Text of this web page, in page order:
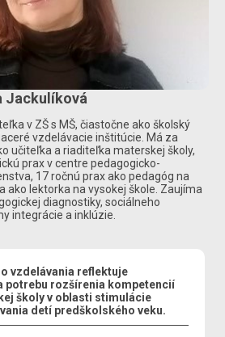
Jackulíková
v ZŠ s MŠ, čiastočne ako školský
vzdelávacie inštitúcie. Má za
učiteľka a riaditeľka materskej školy,
prax v centre pedagogicko-
17 ročnú prax ako pedagóg na
ako lektorka na vysokej škole. Zaujíma
diagnostiky, sociálneho
integrácie a inklúzie.
vzdelávania reflektuje
potrebu rozšírenia kompetencií
školy v oblasti stimulácie
detí predškolského veku.